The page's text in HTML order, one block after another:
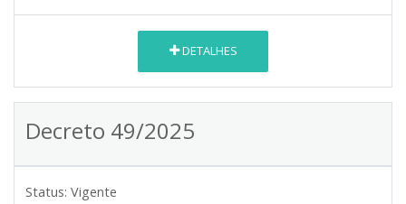
DETALHES
Decreto 49/2025
Status: Vigente